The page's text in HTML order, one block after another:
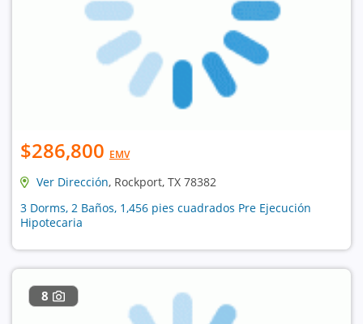
$286,800 EMV
Ver Dirección, Rockport, TX 78382
3 Dorms, 2 Baños, 1,456 pies cuadrados Pre Ejecución
Hipotecaria
8